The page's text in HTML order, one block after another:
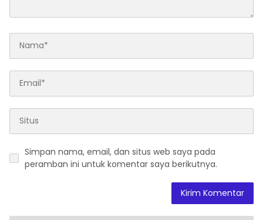
Simpan nama, email, dan situs web saya pada
peramban ini untuk komentar saya berikutnya.